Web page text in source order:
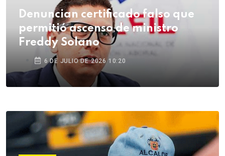
Denuncian certificado falso que
permitió ascenso de ministro
Freddy Solano
6 DE JULIO DE 2026 10:20